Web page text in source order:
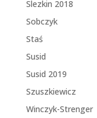
Slezkin 2018
Sobczyk
Staś
Susid
Susid 2019
Szuszkiewicz
Winczyk-Strenger